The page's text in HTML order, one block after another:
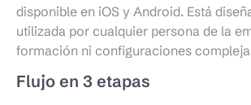
disponible en iOS y Android. Está
utilizada por cualquier persona de la
formación ni configuraciones
Flujo en 3 etapas